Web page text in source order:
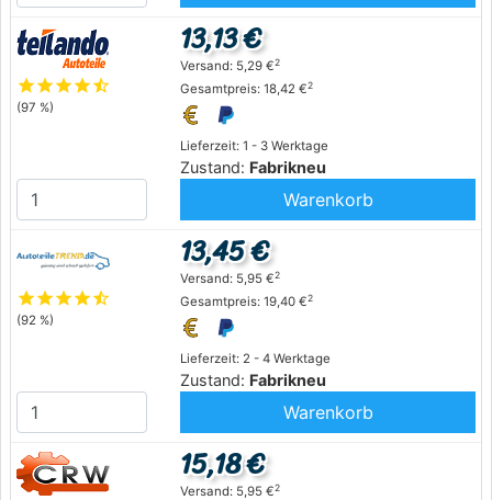
starstarstarstarstar_half
(97 %)
Lieferzeit: 1 - 3 Werktage
Zustand: Fabrikneu
13,13 €
Versand: 5,29 €2
Gesamtpreis: 18,42 €2
Warenkorb
starstarstarstarstar_half
(92 %)
Lieferzeit: 2 - 4 Werktage
Zustand: Fabrikneu
13,45 €
Versand: 5,95 €2
Gesamtpreis: 19,40 €2
Warenkorb
15,18 €
Versand: 5,95 €2